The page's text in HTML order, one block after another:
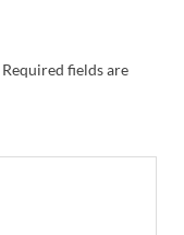
Required fields are